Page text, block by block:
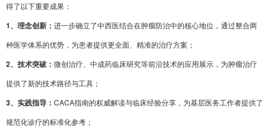
得了以下重要成果：
1、理念创新： 进一步确立了中西医结合在肿瘤防治中的核心地位，通过整合两
种医学体系的优势，为患者提供更全面、精准的治疗方案；
2、技术突破： 微创治疗、中成药临床研究等前沿技术的应用展示，为肿瘤治疗
提供了新的技术路径与工具；
3、实践指导： CACA指南的权威解读与临床经验分享，为基层医务工作者提供了
规范化诊疗的标准化参考；